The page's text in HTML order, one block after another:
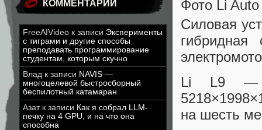
КОММЕНТАРИИ
FreeAIVideo к записи Эксперименты
с тиграми и другие способы
преподавать программирование
студентам, которым скучно
Влад к записи NAVIS —
многоцелевой быстросборный
беспилотный катамаран
Азатк записи Как я собрал LLM-
печку на 4 GPU, и на что она
способна
Фото Li Auto
Силовая
Li L9 —
на шесть